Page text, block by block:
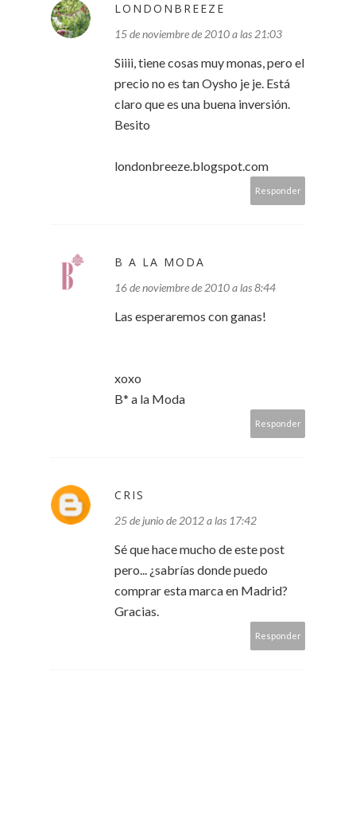
LONDONBREEZE
15 de noviembre de 2010 a las 21:03
Siiii, tiene cosas muy monas, pero el
precio no es tan Oysho je je. Está
claro que es una buena inversión.
Besito
londonbreeze.blogspot.com
Responder
B A LA MODA
16 de noviembre de 2010 a las 8:44
Las esperaremos con ganas!
xoxo
B* a la Moda
Responder
CRIS
25 de junio de 2012 a las 17:42
Sé que hace mucho de este post
pero... ¿sabrías donde puedo
comprar esta marca en Madrid?
Gracias.
Responder